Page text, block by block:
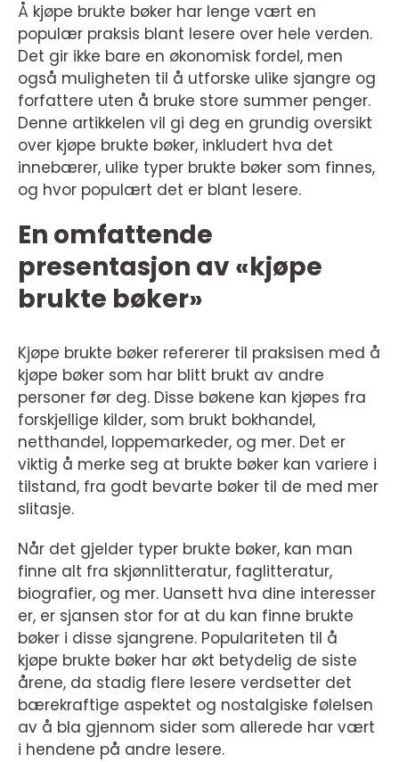
Å kjøpe brukte bøker har lenge vært en
populær praksis blant lesere over hele verden.
Det gir ikke bare en økonomisk fordel, men
også muligheten til å utforske ulike sjangre og
forfattere uten å bruke store summer penger.
Denne artikkelen vil gi deg en grundig oversikt
over kjøpe brukte bøker, inkludert hva det
innebærer, ulike typer brukte bøker som finnes,
og hvor populært det er blant lesere.
En omfattende
presentasjon av «kjøpe
brukte bøker»
Kjøpe brukte bøker refererer til praksisen med å
kjøpe bøker som har blitt brukt av andre
personer før deg. Disse bøkene kan kjøpes fra
forskjellige kilder, som brukt bokhandel,
netthandel, loppemarkeder, og mer. Det er
viktig å merke seg at brukte bøker kan variere i
tilstand, fra godt bevarte bøker til de med mer
slitasje.
Når det gjelder typer brukte bøker, kan man
finne alt fra skjønnlitteratur, faglitteratur,
biografier, og mer. Uansett hva dine interesser
er, er sjansen stor for at du kan finne brukte
bøker i disse sjangrene. Populariteten til å
kjøpe brukte bøker har økt betydelig de siste
årene, da stadig flere lesere verdsetter det
bærekraftige aspektet og nostalgiske følelsen
av å bla gjennom sider som allerede har vært
i hendene på andre lesere.